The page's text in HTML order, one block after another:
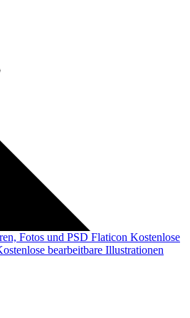
Fotos und PSD Flaticon Kostenlose
bearbeitbare Illustrationen